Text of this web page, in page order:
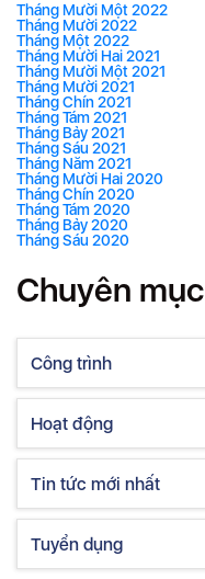
Tháng Mười Một 2022
Tháng Mười 2022
Tháng Một 2022
Tháng Mười Hai 2021
Tháng Mười Một 2021
Tháng Mười 2021
Tháng Chín 2021
Tháng Tám 2021
Tháng Bảy 2021
Tháng Sáu 2021
Tháng Năm 2021
Tháng Mười Hai 2020
Tháng Chín 2020
Tháng Tám 2020
Tháng Bảy 2020
Tháng Sáu 2020
Chuyên mục
Công trình
Hoạt động
Tin tức mới nhất
Tuyển dụng